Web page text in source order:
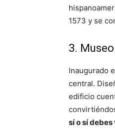
1573 y se
3.
Inaugurado
central.
edificio
sí o sí